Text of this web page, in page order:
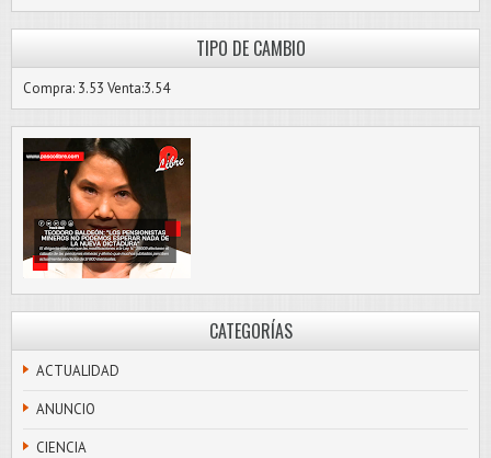
TIPO DE CAMBIO
Compra: 3.53 Venta:3.54
CATEGORÍAS
ACTUALIDAD
ANUNCIO
CIENCIA